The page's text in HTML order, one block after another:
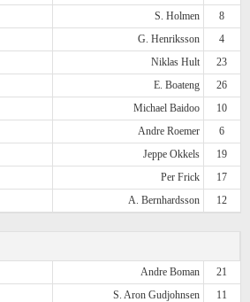
S. Holmen
8
G. Henriksson
4
Niklas Hult
23
E. Boateng
26
Michael Baidoo
10
Andre Roemer
6
Jeppe Okkels
19
Per Frick
17
A. Bernhardsson 12
Andre Boman
21
S. Aron Gudjohnsen
11